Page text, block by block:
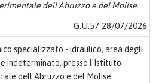
dell'Abruzzo e del Molise
G.U.57 28/07/2026
specializzato - idraulico, area degli
indeterminato, presso l'Istituto
dell'Abruzzo e del Molise